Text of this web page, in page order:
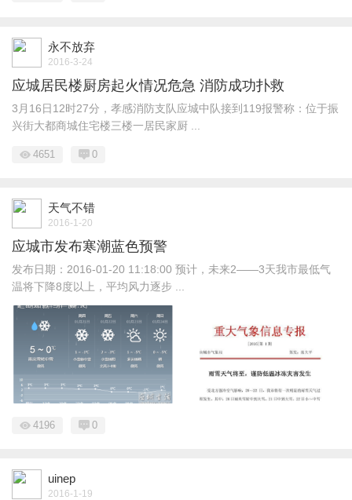
永不放弃
2016-3-24
应城居民楼厨房起火情况危急 消防成功扑救
3月16日12时27分，孝感消防支队应城中队接到119报警称：位于振
兴街大都商城住宅楼三楼一居民家厨 ...
4651 0
天气不错
2016-1-20
应城市发布寒潮蓝色预警
发布日期：2016-01-20 11:18:00 预计，未来2——3天我市最低气
温将下降8度以上，平均风力逐步 ...
4196 0
uinep
2016-1-19